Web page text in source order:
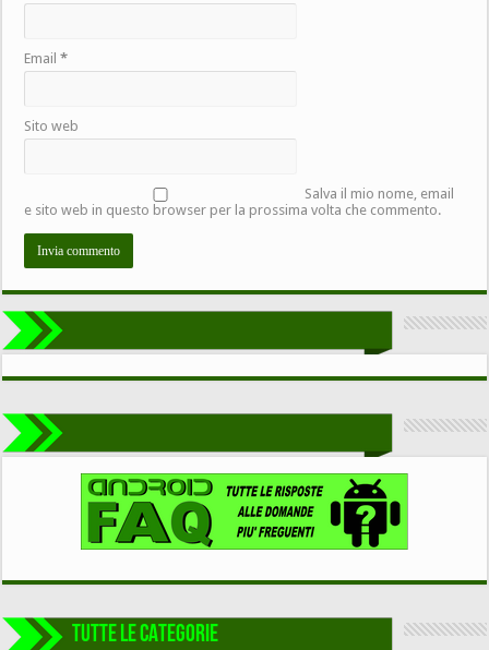
Email*
Sito web
Salva il mio nome, email
e sito web in questo browser per la prossima volta che commento.
TUTTE LE CATEGORIE